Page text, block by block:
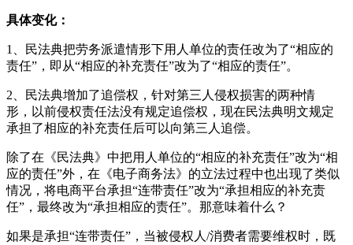
具体变化：
1、民法典把劳务派遣情形下用人单位的责任改为了“相应的
责任”，即从“相应的补充责任”改为了“相应的责任”。
2、民法典增加了追偿权，针对第三人侵权损害的两种情
形，以前侵权责任法没有规定追偿权，现在民法典明文规定
承担了相应的补充责任后可以向第三人追偿。
除了在《民法典》中把用人单位的“相应的补充责任”改为“相
应的责任”外，在《电子商务法》的立法过程中也出现了类似
情况，将电商平台承担“连带责任”改为“承担相应的补充责
任”，最终改为“承担相应的责任”。那意味着什么？
如果是承担“连带责任”，当被侵权人/消费者需要维权时，既